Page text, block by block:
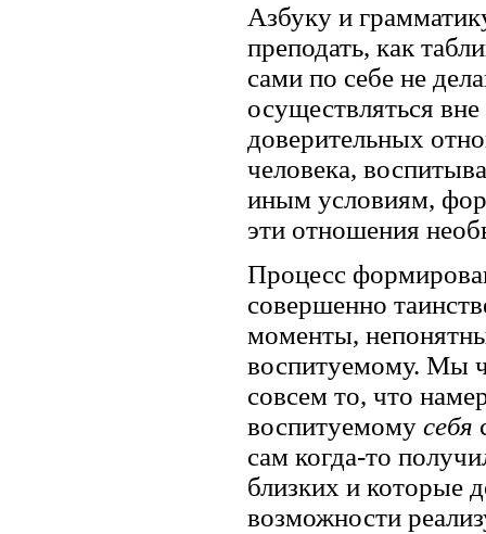
Азбуку и
преподать, как
сами по себе не
осуществляться
доверительных
человека,
иным условиям,
эти отношения
Процесс
совершенно
моменты,
воспитуемому. Мы
совсем то, что
воспитуемому себя
сам когда-то
близких и которые
возможности